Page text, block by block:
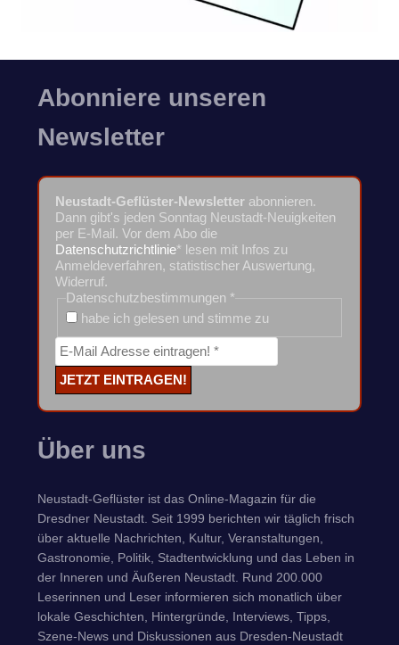
Abonniere unseren
Newsletter
Neustadt-Geflüster-Newsletter abonnieren.
Dann gibt's jeden Sonntag Neustadt-Neuigkeiten
per E-Mail. Vor dem Abo die
Datenschutzrichtlinie* lesen mit Infos zu
Anmeldeverfahren, statistischer Auswertung,
Widerruf.
Datenschutzbestimmungen *
habe ich gelesen und stimme zu
Über uns
Neustadt-Geflüster ist das Online-Magazin für die
Dresdner Neustadt. Seit 1999 berichten wir täglich frisch
über aktuelle Nachrichten, Kultur, Veranstaltungen,
Gastronomie, Politik, Stadtentwicklung und das Leben in
der Inneren und Äußeren Neustadt. Rund 200.000
Leserinnen und Leser informieren sich monatlich über
lokale Geschichten, Hintergründe, Interviews, Tipps,
Szene-News und Diskussionen aus Dresden-Neustadt